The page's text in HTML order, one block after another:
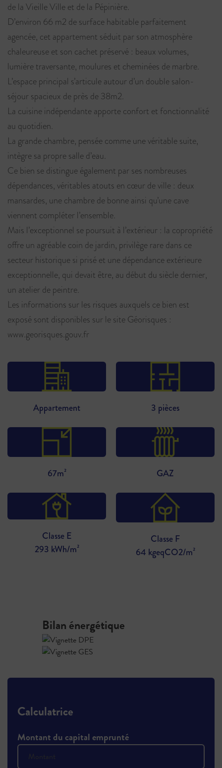
de la Vieille Ville et de la Pépinière.
D’environ 66 m2 de surface habitable parfaitement
agencée, cet appartement séduit par son atmosphère
chaleureuse et son cachet préservé : beaux volumes,
lumière traversante, moulures et cheminées de marbre.
L’espace principal s’articule autour d’un double salon-
séjour spacieux de près de 38m2.
La cuisine indépendante apporte confort et fonctionnalité
au quotidien.
La grande chambre, pensée comme une véritable suite,
intègre sa propre salle d’eau.
Ce bien se distingue également par ses nombreuses
dépendances, véritables atouts en cœur de ville : deux
mansardes, une chambre de bonne ainsi qu’une cave
viennent compléter l’ensemble.
Mais l’exceptionnel se poursuit à l’extérieur : la copropriété
offre un agréable coin de jardin, privilège rare dans ce
secteur historique si prisé et une dépendance extérieure
exceptionnelle, qui devait être, au début du siècle dernier,
un atelier de peintre.
Les informations sur les risques auxquels ce bien est
exposé sont disponibles sur le site Géorisques :
www.georisques.gouv.fr
Appartement 3 pièces
67m² GAZ
Classe E
293 kWh/m²
Classe F
64 kgeqCO2/m²
Bilan énergétique
Calculatrice
Montant du capital emprunté